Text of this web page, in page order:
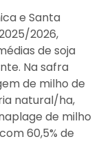
e Santa
2026,
de soja
Na safra
de milho de
natural/ha,
de milho
60,5% de